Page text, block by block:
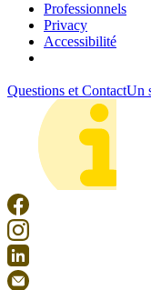
Professionnels
Privacy
Accessibilité
Questions et ContactUn